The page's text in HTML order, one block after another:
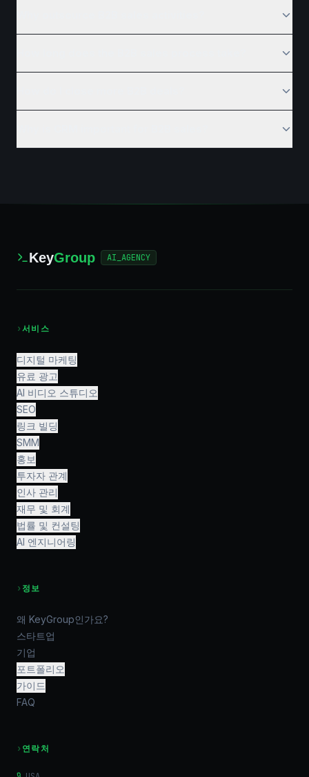
KeyGroup AI_AGENCY
›서비스
디지털 마케팅
유료 광고
AI 비디오 스튜디오
SEO
링크 빌딩
SMM
홍보
투자자 관계
인사 관리
재무 및 회계
법률 및 컨설팅
AI 엔지니어링
› 정보
왜 KeyGroup인가요?
스타트업
기업
포트폴리오
가이드
FAQ
› 연락처